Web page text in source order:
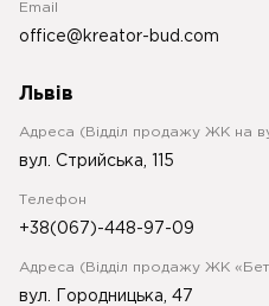
Email
office@kreator-bud.com
Львів
Адреса (Відділ продажу ЖК на
вул. Стрийська, 115
Телефон
+38(067)-448-97-09
Адреса (Відділ продажу ЖК
вул. Городницька, 47